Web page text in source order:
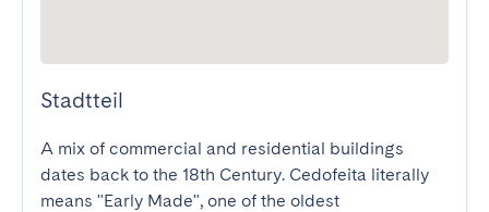
Stadtteil
A mix of commercial and residential buildings
dates back to the 18th Century. Cedofeita literally
means "Early Made", one of the oldest